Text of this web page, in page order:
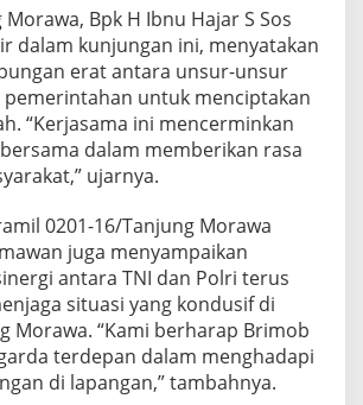
j
u
n
g
i
K
o
m
i
B
r
i
m
o
b
n
Bpk H Ibnu Hajar S Sos
dalam kunjungan ini, menyatakan
erat antara unsur-unsur
pemerintahan untuk menciptakan
“Kerjasama ini mencerminkan
dalam memberikan rasa
ujarnya.
0201-16/Tanjung Morawa
juga menyampaikan
antara TNI dan Polri terus
situasi yang kondusif di
Morawa. “Kami berharap Brimob
terdepan dalam menghadapi
di lapangan,” tambahnya.